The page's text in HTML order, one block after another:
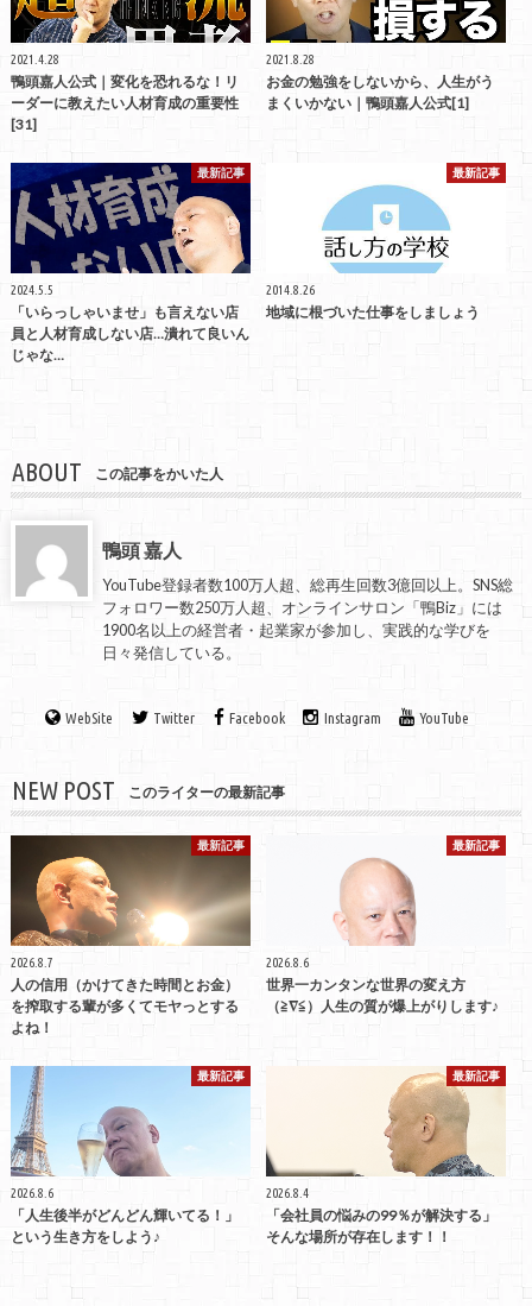
2021.4.28
鴨頭嘉人公式｜変化を恐れるな！リ
ーダーに教えたい人材育成の重要性
[31]
2021.8.28
お金の勉強をしないから、人生がう
まくいかない｜鴨頭嘉人公式[1]
最新記事
2024.5.5
「いらっしゃいませ」も言えない店
員と人材育成しない店…潰れて良いん
じゃな…
最新記事
2014.8.26
地域に根づいた仕事をしましょう
ABOUT この記事をかいた人
鴨頭 嘉人
YouTube登録者数100万人超、総再生回数3億回以上。SNS総
フォロワー数250万人超、オンラインサロン「鴨Biz」には
1900名以上の経営者・起業家が参加し、実践的な学びを
日々発信している。
WebSite Twitter Facebook Instagram YouTube
NEW POST このライターの最新記事
最新記事
2026.8.7
人の信用（かけてきた時間とお金）
を搾取する輩が多くてモヤっとする
よね！
最新記事
2026.8.6
世界一カンタンな世界の変え方
（≧∇≦）人生の質が爆上がりします♪
最新記事
2026.8.6
「人生後半がどんどん輝いてる！」
という生き方をしよう♪
最新記事
2026.8.4
「会社員の悩みの99％が解決する」
そんな場所が存在します！！